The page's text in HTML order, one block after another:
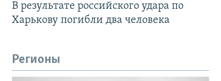
В результате российского удара по
Харькову погибли два человека
Регионы